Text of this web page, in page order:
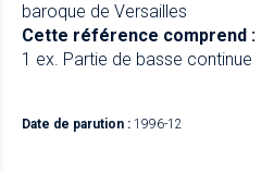
baroque de Versailles
Cette référence comprend :
1 ex. Partie de basse continue
Date de parution : 1996-12